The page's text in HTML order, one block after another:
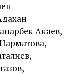
Акаев,